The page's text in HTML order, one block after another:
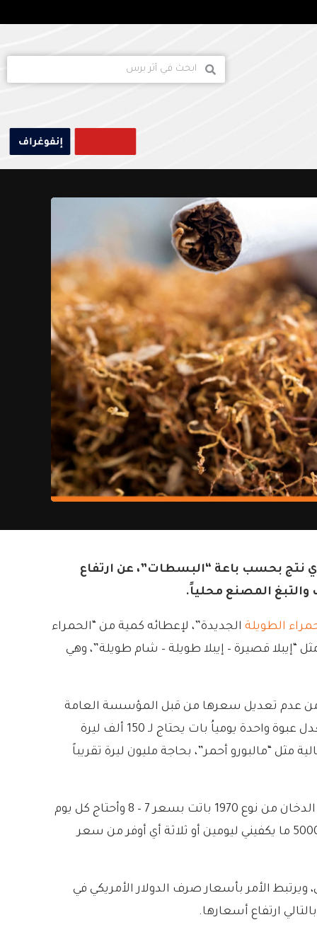
نتج بحسب باعة “البسطات”، عن ارتفاع
المصنع محلياً.
الطويلة الجديدة”، لإعطائه كمية من “الحمراء
“إيبلا قصيرة – إيبلا طويلة – شام طويلة”، وهي
يومية التبدل، فالحمراء الطويلة القديمة وصلت لـ 5000 ليرة على الرغم من عدم تعديل سعرها من قبل المؤسسة العامة
لصناعة التبغ، في حين أن أرخص الأنواع المهربة بات بسعر 7500 ليرة سورية، أي أن من يدخن الحمراء الطويلة بمعدل عبوة واحدة يومياُ بات يحتاج لـ 150 ألف ليرة
الأدنى، ومن يدخن أنواع غالية مثل “مالبورو أحمر”، بحاجة مليون ليرة تقريباً
واتجه عدد من المدخنين ولتفادي هذه الأسعار، للاعتماد على الدخان “اللف” حيث تقول إحدى السيدات لـ”أثر”: “عبوة الدخان من نوع 1970 باتت بسعر 7 – 8 وأحتاج كل يوم
باكيت أي أكثر من 210 آلاف، وأنا موظفة وراتبي لا يكفي لذا اتجهت لشراء الدخان الفرط “اللف” بحيث أشتري بمبلغ 5000 ما يكفيني ليومين أو ثلاثة أي أوفر من سعر
والطبيعي، ويرتبط الأمر بأسعار صرف الدولار الأمريكي في
ارتفاع أسعارها.